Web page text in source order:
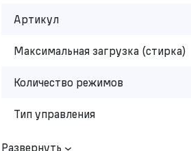
Артикул
Максимальная загрузка (стирка)
Количество режимов
Тип управления
Развернуть